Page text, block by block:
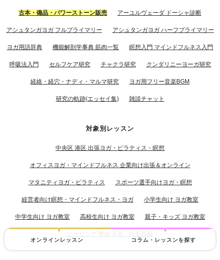
オンラインレッスン コラム・レッスンを探す
古本・備品・パワーストーン販売 アーユルヴェーダ ドーシャ診断
アシュタンガヨガ フルプライマリー アシュタンガヨガ ハーフプライマリー
ヨガ用語辞典 機能解剖学事典 筋肉一覧 瞑想入門 マインドフルネス入門
呼吸法入門 セルフケア研究 チャクラ研究 クンダリニーヨーガ研究
経絡・経穴・ナディ・マルマ研究 ヨガ用フリー音楽BGM
研究の軌跡(エッセイ集) 雑談チャット
対象別レッスン
中央区 港区 出張ヨガ・ピラティス・瞑想
オフィスヨガ・マインドフルネス 企業向け出張＆オンライン
マタニティヨガ・ピラティス スポーツ選手向けヨガ・瞑想
経営者向け瞑想・マインドフルネス・ヨガ 小学生向け ヨガ教室
中学生向け ヨガ教室 高校生向け ヨガ教室 親子・キッズ ヨガ教室